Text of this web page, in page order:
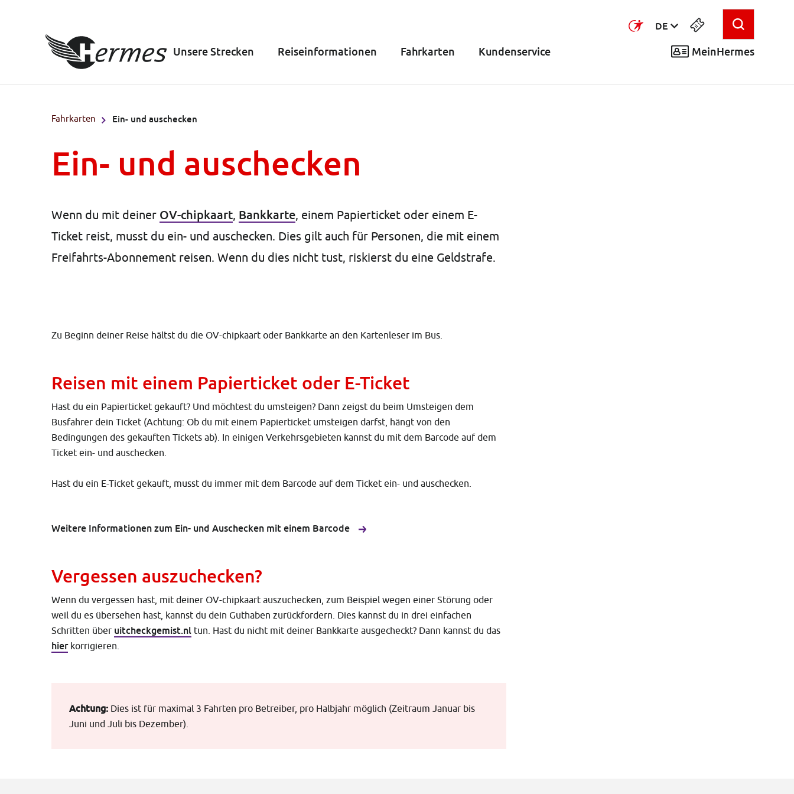
DE
Unsere Strecken Reiseinformationen Fahrkarten Kundenservice MeinHermes
Fahrkarten Ein- und auschecken
Ein- und auschecken
Wenn du mit deiner OV-chipkaart, Bankkarte, einem Papierticket oder einem E-
Ticket reist, musst du ein- und auschecken. Dies gilt auch für Personen, die mit einem
Freifahrts-Abonnement reisen. Wenn du dies nicht tust, riskierst du eine Geldstrafe.
Zu Beginn deiner Reise hältst du die OV-chipkaart oder Bankkarte an den Kartenleser im Bus.
Reisen mit einem Papierticket oder E-Ticket
Hast du ein Papierticket gekauft? Und möchtest du umsteigen? Dann zeigst du beim Umsteigen dem
Busfahrer dein Ticket (Achtung: Ob du mit einem Papierticket umsteigen darfst, hängt von den
Bedingungen des gekauften Tickets ab). In einigen Verkehrsgebieten kannst du mit dem Barcode auf dem
Ticket ein- und auschecken.
Hast du ein E-Ticket gekauft, musst du immer mit dem Barcode auf dem Ticket ein- und auschecken.
Weitere Informationen zum Ein- und Auschecken mit einem Barcode
Vergessen auszuchecken?
Wenn du vergessen hast, mit deiner OV-chipkaart auszuchecken, zum Beispiel wegen einer Störung oder
weil du es übersehen hast, kannst du dein Guthaben zurückfordern. Dies kannst du in drei einfachen
Schritten über uitcheckgemist.nl tun. Hast du nicht mit deiner Bankkarte ausgecheckt? Dann kannst du das
hierkorrigieren.
Achtung: Dies ist für maximal 3 Fahrten pro Betreiber, pro Halbjahr möglich (Zeitraum Januar bis
Juni und Juli bis Dezember).